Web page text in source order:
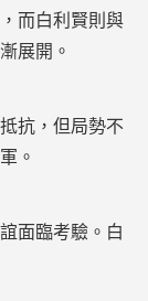
而白利賢則與
展開。
抗，但局勢不
。
面臨考驗。白